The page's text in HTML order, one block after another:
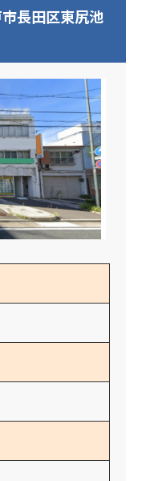
長田区東尻池